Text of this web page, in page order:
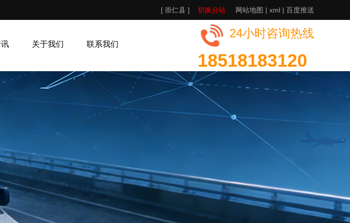
[ 崇仁县 ] 切换分站 网站地图 | xml | 百度推送
关于我们 联系我们
24小时咨询热线
18518183120